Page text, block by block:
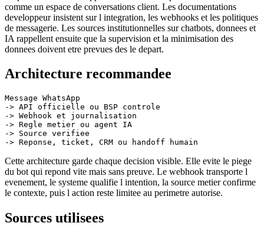
comme un espace de conversations client. Les documentations
developpeur insistent sur l integration, les webhooks et les politiques
de messagerie. Les sources institutionnelles sur chatbots, donnees et
IA rappellent ensuite que la supervision et la minimisation des
donnees doivent etre prevues des le depart.
Architecture recommandee
Message WhatsApp
-> API officielle ou BSP controle
-> Webhook et journalisation
-> Regle metier ou agent IA
-> Source verifiee
Cette architecture garde chaque decision visible. Elle evite le piege
du bot qui repond vite mais sans preuve. Le webhook transporte l
evenement, le systeme qualifie l intention, la source metier confirme
le contexte, puis l action reste limitee au perimetre autorise.
Sources utilisees